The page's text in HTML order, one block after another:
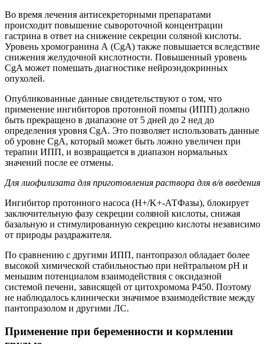
Во время лечения антисекреторными препаратами
происходит повышение сывороточной концентрации
гастрина в ответ на снижение секреции соляной кислоты.
Уровень хромогранина А (CgA) также повышается вследствие
снижения желудочной кислотности. Повышенный уровень
CgA может помешать диагностике нейроэндокринных
опухолей.
Опубликованные данные свидетельствуют о том, что
применение ингибиторов протонной помпы (ИПП) должно
быть прекращено в диапазоне от 5 дней до 2 нед до
определения уровня CgA. Это позволяет использовать данные
об уровне CgA, который может быть ложно увеличен при
терапии ИПП, и возвращается в диапазон нормальных
значений после ее отмены.
Для лиофилизата для приготовления раствора для в/в введения
Ингибитор протонного насоса (H+/K+-АТФазы), блокирует
заключительную фазу секреции соляной кислоты, снижая
базальную и стимулированную секрецию кислоты независимо
от природы раздражителя.
По сравнению с другими ИПП, пантопразол обладает более
высокой химической стабильностью при нейтральном рН и
меньшим потенциалом взаимодействия с оксидазной
системой печени, зависящей от цитохромома Р450. Поэтому
не наблюдалось клинически значимое взаимодействие между
пантопразолом и другими ЛС.
Применение при беременности и кормлении